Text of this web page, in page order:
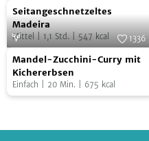
Spinaci
Seitangeschnetzeltes
Madeira
Foto: Claudia Linsi, Zürich
Seitangeschnetzeltes
Madeira
Mittel 1,1 Std. 547 kcal
Mandel-
Zucchini-
Curry
Foto: SevenCooks
1336
Mandel-Zucchini-Curry mit
Kichererbsen
Einfach 20 Min. 675 kcal